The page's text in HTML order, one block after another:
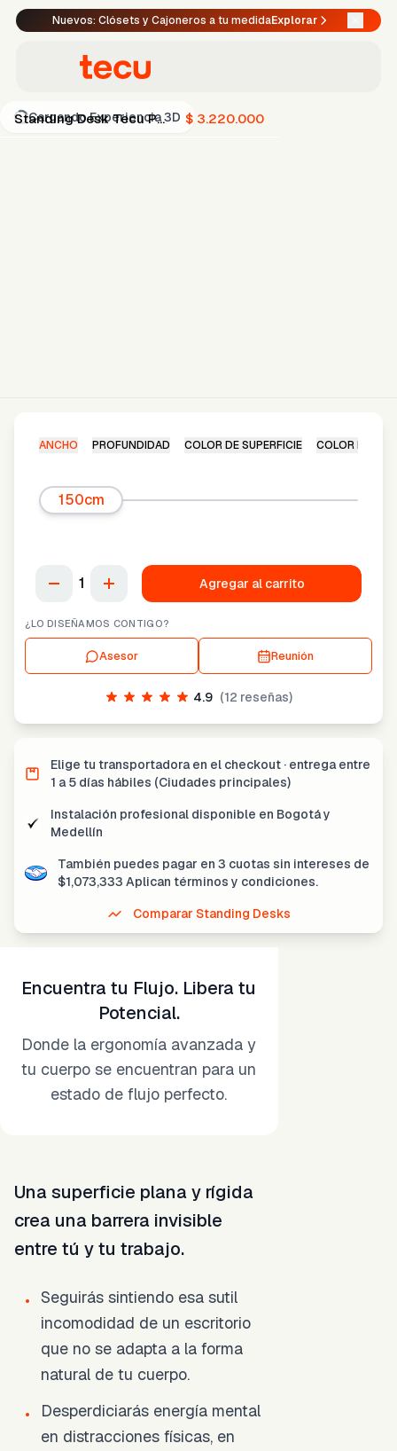
Nuevos: Clósets y Cajoneros a tu medidaExplorar
Standing Desk Tecu PRO+ $ 3.220.000
Cargando Experiencia 3D
ANCHO PROFUNDIDAD COLOR DE SUPERFICIE COLOR DE
150cm
1 Agregar al carrito
¿LO DISEÑAMOS CONTIGO?
Asesor Reunión
4.9 (12 reseñas)
Elige tu transportadora en el checkout · entrega entre
1 a 5 días hábiles (Ciudades principales)
Instalación profesional disponible en Bogotá y
Medellín
También puedes pagar en 3 cuotas sin intereses de
$1,073,333 Aplican términos y condiciones.
Comparar Standing Desks
Encuentra tu Flujo. Libera tu
Potencial.
Donde la ergonomía avanzada y
tu cuerpo se encuentran para un
estado de flujo perfecto.
Una superficie plana y rígida
crea una barrera invisible
entre tú y tu trabajo.
•
Seguirás sintiendo esa sutil
incomodidad de un escritorio
que no se adapta a la forma
natural de tu cuerpo.
•
Desperdiciarás energía mental
en distracciones físicas, en